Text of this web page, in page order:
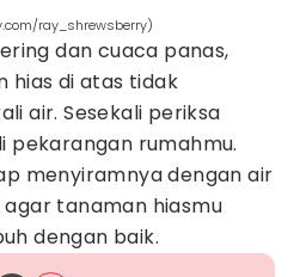
ray_shrewsberry)
dan cuaca panas,
hias di atas tidak
air. Sesekali periksa
pekarangan rumahmu.
menyiramnya dengan air
tanaman hiasmu
dengan baik.